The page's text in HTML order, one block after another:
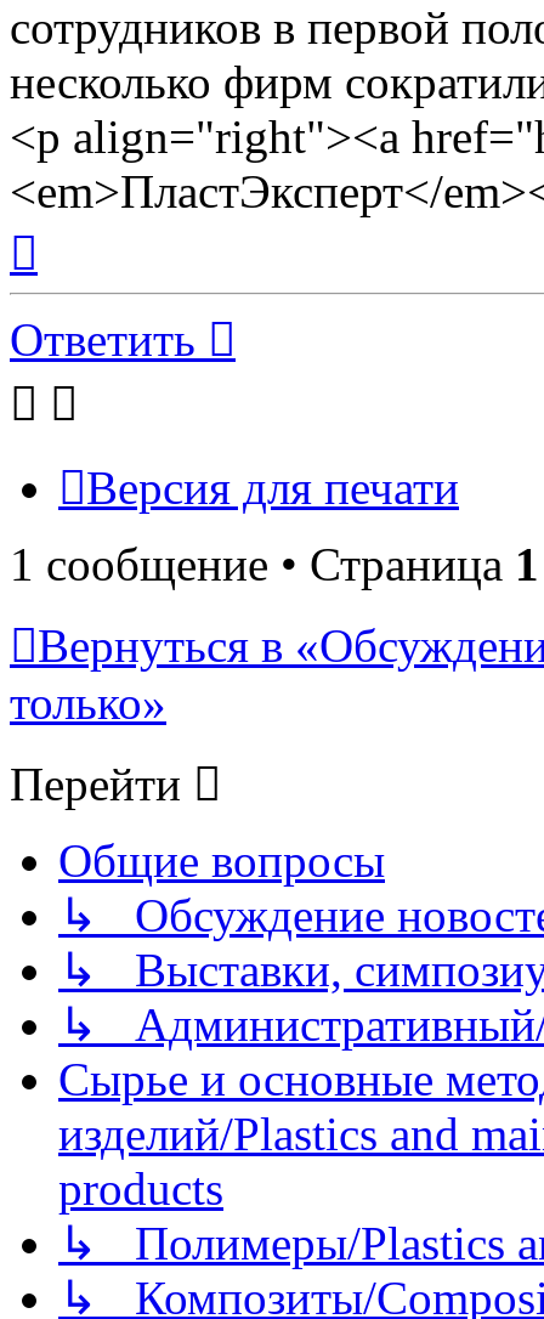
сотрудников в первой
несколько фирм
<p align="right"><a
<em>ПластЭксперт</
началу
Ответить
Версия для печати
1 сообщение • Страница 1
Вернуться в
только»
Перейти
Общие вопросы
↳ Обсуждение
↳ Выставки,
↳
Сырье и основные
изделий/Plastics and
products
↳ Полимеры/Plastics
↳ Композиты/